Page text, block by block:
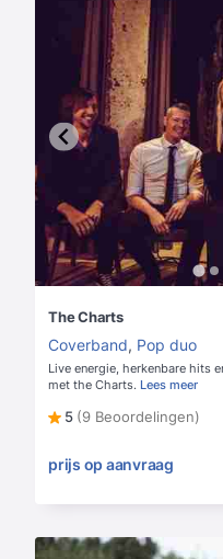
The Charts
Coverband, Pop duo
Live energie, herkenbare hits
met the Charts. Lees meer
5 (9 Beoordelingen)
prijs op aanvraag